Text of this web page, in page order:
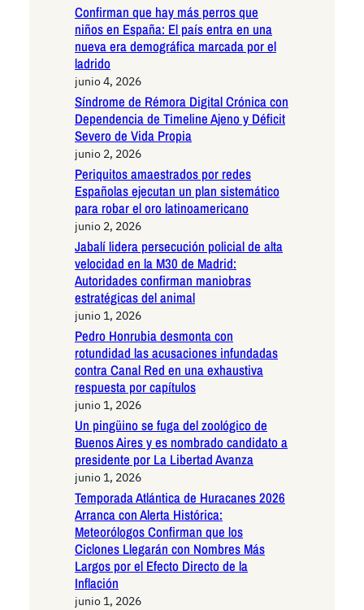
Confirman que hay más perros que
niños en España: El país entra en una
nueva era demográfica marcada por el
ladrido
junio 4, 2026
Síndrome de Rémora Digital Crónica con
Dependencia de Timeline Ajeno y Déficit
Severo de Vida Propia
junio 2, 2026
Periquitos amaestrados por redes
Españolas ejecutan un plan sistemático
para robar el oro latinoamericano
junio 2, 2026
Jabalí lidera persecución policial de alta
velocidad en la M30 de Madrid:
Autoridades confirman maniobras
estratégicas del animal
junio 1, 2026
Pedro Honrubia desmonta con
rotundidad las acusaciones infundadas
contra Canal Red en una exhaustiva
respuesta por capítulos
junio 1, 2026
Un pingüino se fuga del zoológico de
Buenos Aires y es nombrado candidato a
presidente por La Libertad Avanza
junio 1, 2026
Temporada Atlántica de Huracanes 2026
Arranca con Alerta Histórica:
Meteorólogos Confirman que los
Ciclones Llegarán con Nombres Más
Largos por el Efecto Directo de la
Inflación
junio 1, 2026